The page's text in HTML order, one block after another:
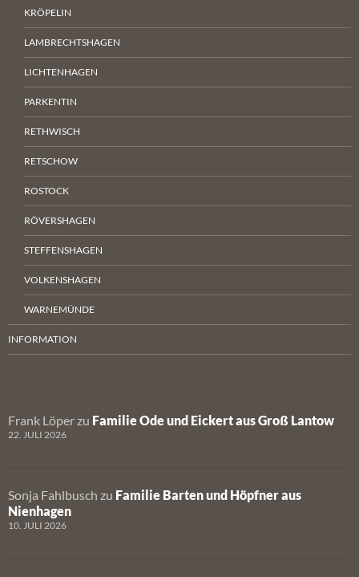
KRÖPELIN
LAMBRECHTSHAGEN
LICHTENHAGEN
PARKENTIN
RETHWISCH
RETSCHOW
ROSTOCK
RÖVERSHAGEN
STEFFENSHAGEN
VOLKENSHAGEN
WARNEMÜNDE
INFORMATION
Frank Löper zu Familie Ode und Eickert aus Groß Lantow
22. JULI 2026
Sonja Fahlbusch zu Familie Barten und Höpfner aus
Nienhagen
10. JULI 2026